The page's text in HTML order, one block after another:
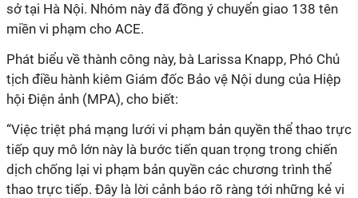
sở tại Hà Nội. Nhóm này đã đồng ý chuyển giao 138 tên
miền vi phạm cho ACE.
Phát biểu về thành công này, bà Larissa Knapp, Phó Chủ
tịch điều hành kiêm Giám đốc Bảo vệ Nội dung của Hiệp
hội Điện ảnh (MPA), cho biết:
“Việc triệt phá mạng lưới vi phạm bản quyền thể thao trực
tiếp quy mô lớn này là bước tiến quan trọng trong chiến
dịch chống lại vi phạm bản quyền các chương trình thể
thao trực tiếp. Đây là lời cảnh báo rõ ràng tới những kẻ vi